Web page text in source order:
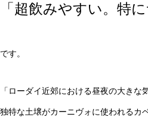
「超飲みやすい。特
です。
「ローダイ近郊における昼夜の大き
独特な土壌がカーニヴォに使われるカ